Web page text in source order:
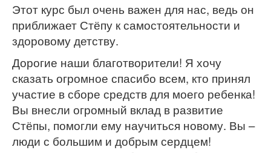
Этот курс был очень важен для нас, ведь он
приближает Стёпу к самостоятельности и
здоровому детству.
Дорогие наши благотворители! Я хочу
сказать огромное спасибо всем, кто принял
участие в сборе средств для моего ребенка!
Вы внесли огромный вклад в развитие
Стёпы, помогли ему научиться новому. Вы –
люди с большим и добрым сердцем!